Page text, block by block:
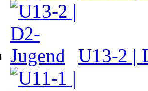
U13-2 |